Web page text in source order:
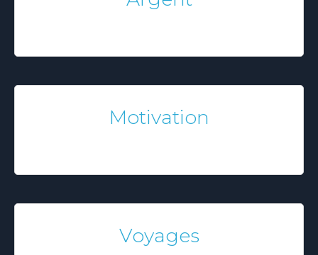
Motivation
Voyages